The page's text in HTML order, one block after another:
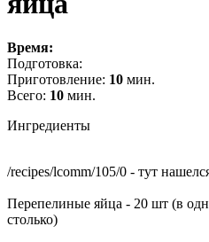
Время:
Подготовка:
Приготовление: 10 мин.
Всего: 10 мин.
Ингредиенты
/recipes/lcomm/105/0 - тут
Перепелиные яйца - 20 шт (в
столько)